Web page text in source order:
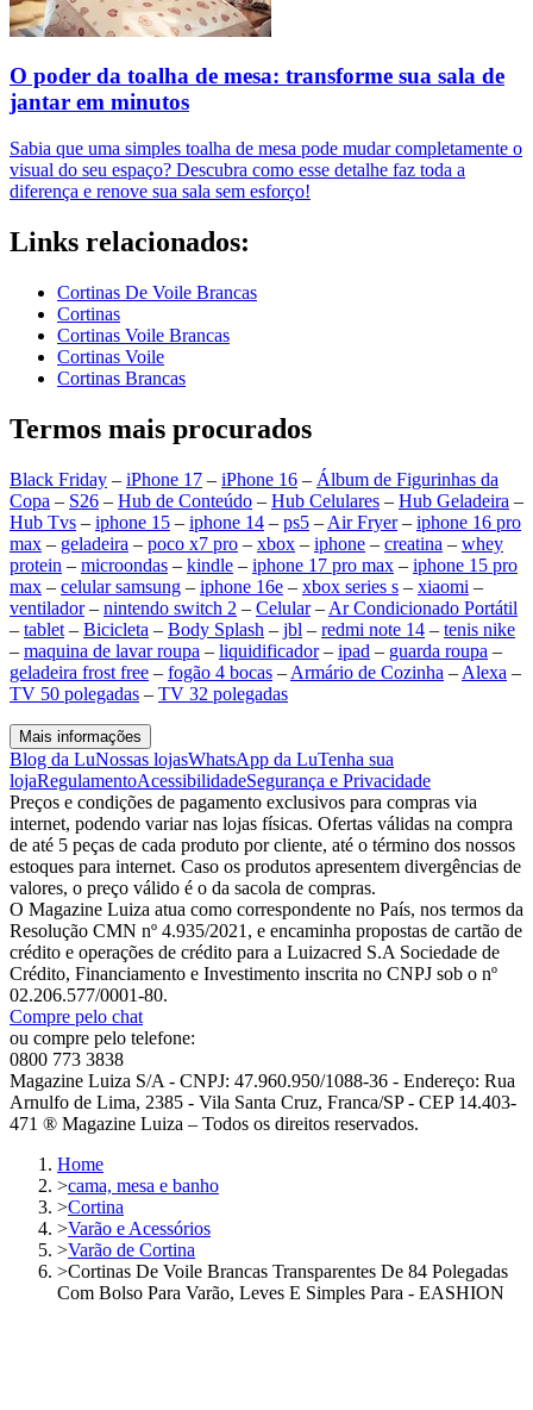
O poder da toalha de mesa: transforme sua sala de
jantar em minutos
Sabia que uma simples toalha de mesa pode mudar completamente o
visual do seu espaço? Descubra como esse detalhe faz toda a
diferença e renove sua sala sem esforço!
Links relacionados:
Cortinas De Voile Brancas
Cortinas
Cortinas Voile Brancas
Cortinas Voile
Cortinas Brancas
Termos mais procurados
Black Friday – iPhone 17 – iPhone 16 – Álbum de Figurinhas da
Copa – S26 – Hub de Conteúdo – Hub Celulares – Hub Geladeira –
Hub Tvs – iphone 15 – iphone 14 – ps5 – Air Fryer– iphone 16 pro
max – geladeira – poco x7 pro – xbox – iphone – creatina – whey
protein – microondas – kindle – iphone 17 pro max – iphone 15 pro
max – celular samsung – iphone 16e – xbox series s – xiaomi –
ventilador– nintendo switch 2 – Celular– Ar Condicionado Portátil
– tablet – Bicicleta – Body Splash – jbl – redmi note 14 – tenis nike
– maquina de lavar roupa – liquidificador– ipad – guarda roupa –
geladeira frost free – fogão 4 bocas – Armário de Cozinha – Alexa –
TV 50 polegadas – TV 32 polegadas
Mais informações
Blog da LuNossas lojasWhatsApp da LuTenha sua
lojaRegulamentoAcessibilidadeSegurança e Privacidade
Preços e condições de pagamento exclusivos para compras via
internet, podendo variar nas lojas físicas. Ofertas válidas na compra
de até 5 peças de cada produto por cliente, até o término dos nossos
estoques para internet. Caso os produtos apresentem divergências de
valores, o preço válido é o da sacola de compras.
O Magazine Luiza atua como correspondente no País, nos termos da
Resolução CMN nº 4.935/2021, e encaminha propostas de cartão de
crédito e operações de crédito para a Luizacred S.A Sociedade de
Crédito, Financiamento e Investimento inscrita no CNPJ sob o nº
02.206.577/0001-80.
Compre pelo chat
ou compre pelo telefone:
0800 773 3838
Magazine Luiza S/A - CNPJ: 47.960.950/1088-36 - Endereço: Rua
Arnulfo de Lima, 2385 - Vila Santa Cruz, Franca/SP - CEP 14.403-
471 ® Magazine Luiza – Todos os direitos reservados.
Home
>cama, mesa e banho
>Cortina
>Varão e Acessórios
>Varão de Cortina
>Cortinas De Voile Brancas Transparentes De 84 Polegadas
Com Bolso Para Varão, Leves E Simples Para - EASHION